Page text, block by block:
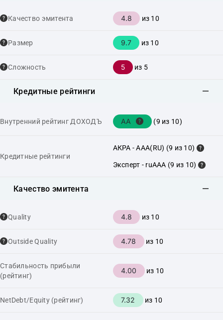
Качество эмитента 4.8 из 10
Размер 9.7 из 10
Сложность 5 из 5
Кредитные рейтинги
Внутренний рейтинг ДОХОДЪ AA (9 из 10)
Кредитные рейтинги
АКРА - AAA(RU) (9 из 10)
Эксперт - ruAAA (9 из 10)
Качество эмитента
Quality 4.8 из 10
Outside Quality 4.78 из 10
Стабильность прибыли
(рейтинг)
4.00 из 10
NetDebt/Equity (рейтинг) 7.32 из 10